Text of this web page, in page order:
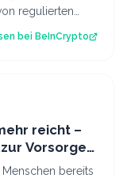
regulierten
bei BeInCrypto
reicht –
Vorsorge
bereits